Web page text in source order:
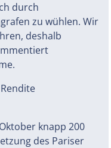
durch
zu wühlen. Wir
deshalb
knapp 200
des Pariser